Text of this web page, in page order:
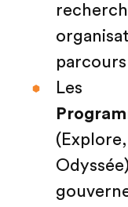
Les